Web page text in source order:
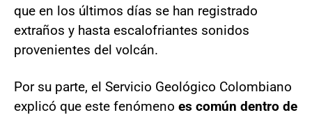
que en los últimos días se han registrado
extraños y hasta escalofriantes sonidos
provenientes del volcán.
Por su parte, el Servicio Geológico Colombiano
explicó que este fenómeno es común dentro de